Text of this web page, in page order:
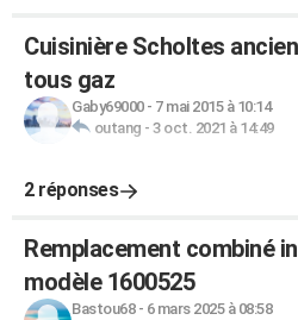
Cuisinière Scholtes
tous gaz
Gaby69000- 7 mai 2015 à 10:14
outang - 3 oct. 2021 à 14:49
2 réponses
Remplacement combiné
modèle 1600525
Bastou68- 6 mars 2025 à 08:58